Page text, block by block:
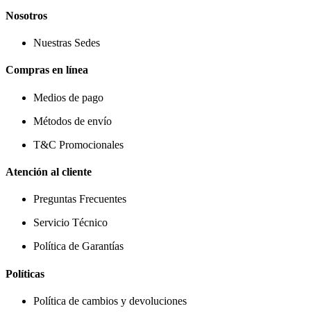
Nosotros
Nuestras Sedes
Compras en línea
Medios de pago
Métodos de envío
T&C Promocionales
Atención al cliente
Preguntas Frecuentes
Servicio Técnico
Política de Garantías
Políticas
Política de cambios y devoluciones